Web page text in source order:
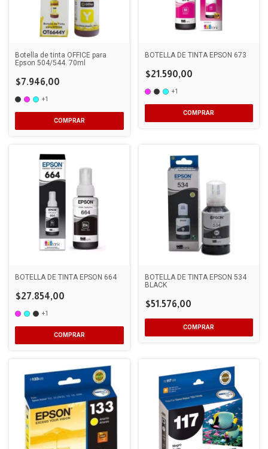
Botella de tinta OFFICE para
Epson 504/544. 70ml
$7.946,00
+1
COMPRAR
BOTELLA DE TINTA EPSON 673
$21.590,00
+1
COMPRAR
BOTELLA DE TINTA EPSON 664
$27.854,00
+1
COMPRAR
BOTELLA DE TINTA EPSON 534
BLACK
$51.576,00